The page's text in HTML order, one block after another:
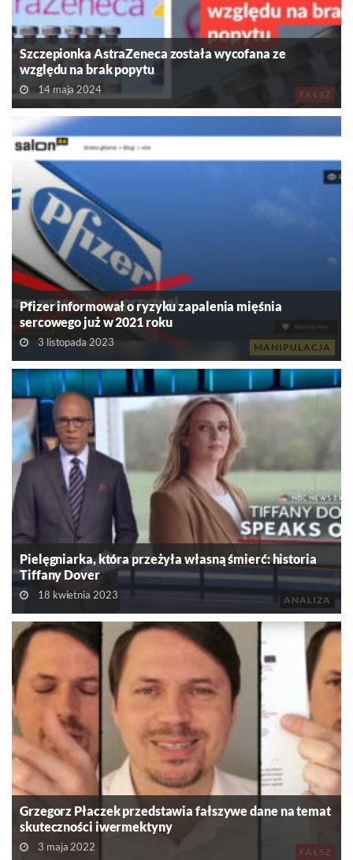
FAŁSZ
Szczepionka AstraZeneca została wycofana ze
względu na brak popytu
14 maja 2024
MANIPULACJA
Pfizer informował o ryzyku zapalenia mięśnia
sercowego już w 2021 roku
3 listopada 2023
ANALIZA
Pielęgniarka, która przeżyła własną śmierć: historia
Tiffany Dover
18 kwietnia 2023
FAŁSZ
Grzegorz Płaczek przedstawia fałszywe dane na temat
skuteczności iwermektyny
3 maja 2022